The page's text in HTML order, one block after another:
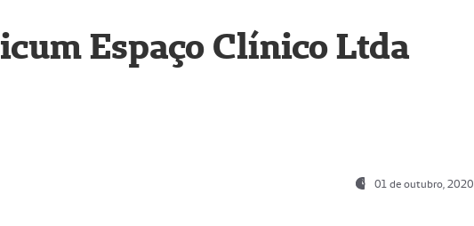
Espaço Clínico Ltda
01 de outubro, 2020